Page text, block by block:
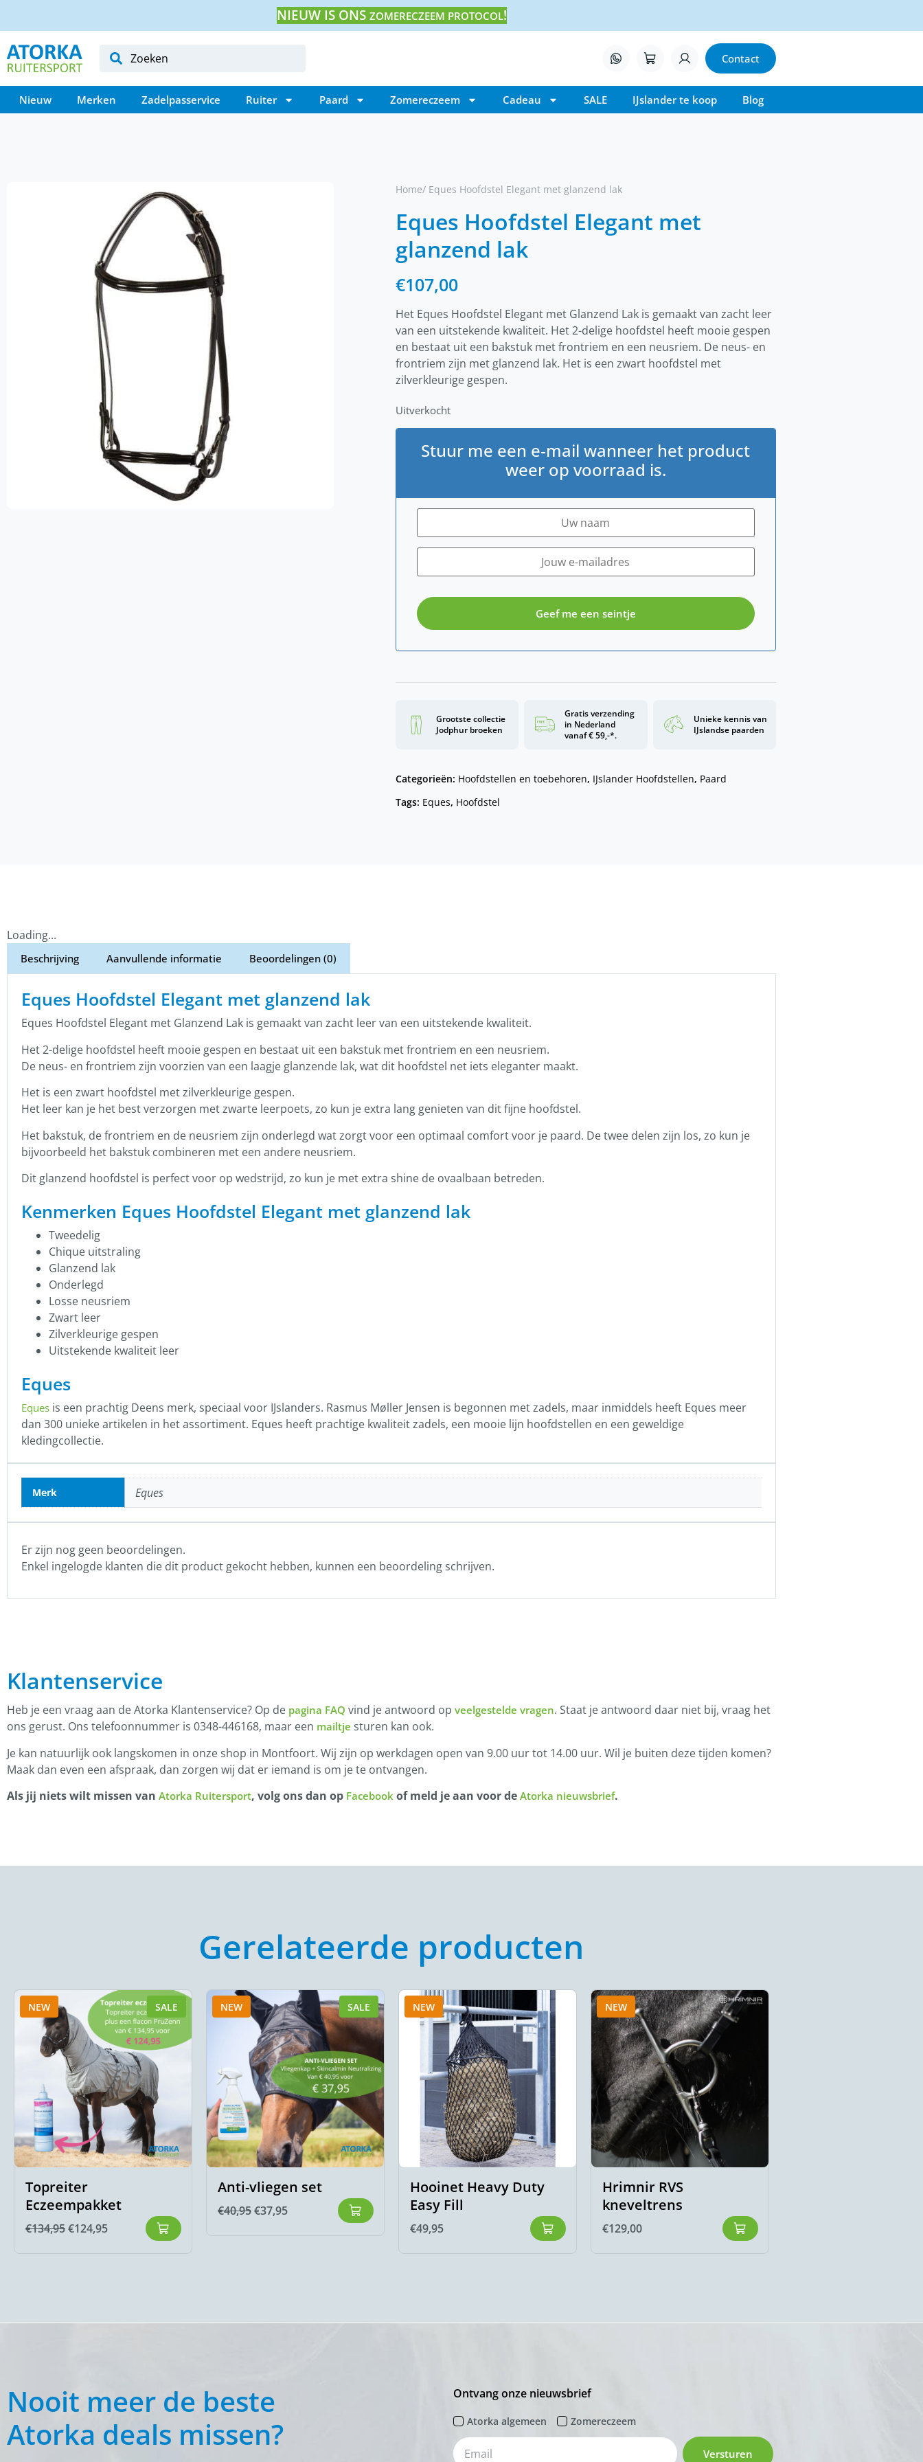
NIEUW IS ONS ZOMERECZEEM PROTOCOL!
Contact
Nieuw Merken Zadelpasservice Ruiter Paard Zomereczeem Cadeau SALE IJslander te koop Blog
Home/ Eques Hoofdstel Elegant met glanzend lak
Eques Hoofdstel Elegant met
glanzend lak
€107,00
Het Eques Hoofdstel Elegant met Glanzend Lak is gemaakt van zacht leer
van een uitstekende kwaliteit. Het 2-delige hoofdstel heeft mooie gespen
en bestaat uit een bakstuk met frontriem en een neusriem. De neus- en
frontriem zijn met glanzend lak. Het is een zwart hoofdstel met
zilverkleurige gespen.
Uitverkocht
Stuur me een e-mail wanneer het product
weer op voorraad is.
Geef me een seintje
Grootste collectie
Jodphur broeken
Gratis verzending
in Nederland
vanaf € 59,-*.
Unieke kennis van
IJslandse paarden
Categorieën: Hoofdstellen en toebehoren, IJslander Hoofdstellen, Paard
Tags: Eques, Hoofdstel
Loading...
Beschrijving Aanvullende informatie Beoordelingen (0)
Eques Hoofdstel Elegant met glanzend lak
Eques Hoofdstel Elegant met Glanzend Lak is gemaakt van zacht leer van een uitstekende kwaliteit.
Het 2-delige hoofdstel heeft mooie gespen en bestaat uit een bakstuk met frontriem en een neusriem.
De neus- en frontriem zijn voorzien van een laagje glanzende lak, wat dit hoofdstel net iets eleganter maakt.
Het is een zwart hoofdstel met zilverkleurige gespen.
Het leer kan je het best verzorgen met zwarte leerpoets, zo kun je extra lang genieten van dit fijne hoofdstel.
Het bakstuk, de frontriem en de neusriem zijn onderlegd wat zorgt voor een optimaal comfort voor je paard. De twee delen zijn los, zo kun je
bijvoorbeeld het bakstuk combineren met een andere neusriem.
Dit glanzend hoofdstel is perfect voor op wedstrijd, zo kun je met extra shine de ovaalbaan betreden.
Kenmerken Eques Hoofdstel Elegant met glanzend lak
Tweedelig
Chique uitstraling
Glanzend lak
Onderlegd
Losse neusriem
Zwart leer
Zilverkleurige gespen
Uitstekende kwaliteit leer
Eques
Eques is een prachtig Deens merk, speciaal voor IJslanders. Rasmus Møller Jensen is begonnen met zadels, maar inmiddels heeft Eques meer
dan 300 unieke artikelen in het assortiment. Eques heeft prachtige kwaliteit zadels, een mooie lijn hoofdstellen en een geweldige
kledingcollectie.
Merk Eques
Er zijn nog geen beoordelingen.
Enkel ingelogde klanten die dit product gekocht hebben, kunnen een beoordeling schrijven.
Klantenservice
Heb je een vraag aan de Atorka Klantenservice? Op de pagina FAQ vind je antwoord op veelgestelde vragen. Staat je antwoord daar niet bij, vraag het
ons gerust. Ons telefoonnummer is 0348-446168, maar een mailtje sturen kan ook.
Je kan natuurlijk ook langskomen in onze shop in Montfoort. Wij zijn op werkdagen open van 9.00 uur tot 14.00 uur. Wil je buiten deze tijden komen?
Maak dan even een afspraak, dan zorgen wij dat er iemand is om je te ontvangen.
Als jij niets wilt missen van Atorka Ruitersport, volg ons dan op Facebook of meld je aan voor de Atorka nieuwsbrief.
Gerelateerde producten
NEW SALE
Topreiter
Eczeempakket
€134,95€124,95
NEW SALE
Anti-vliegen set
€40,95€37,95
NEW
Hooinet Heavy Duty
Easy Fill
€49,95
NEW
Hrimnir RVS
kneveltrens
€129,00
Nooit meer de beste
Atorka deals missen?
Ontvang onze nieuwsbrief
Atorka algemeen Zomereczeem
Versturen